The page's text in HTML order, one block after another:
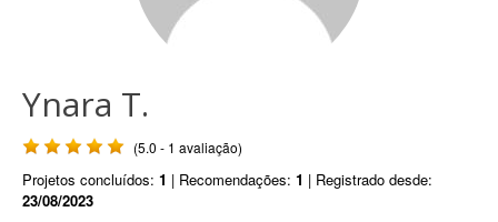
Ynara T.
(5.0 - 1 avaliação)
Projetos concluídos: 1 | Recomendações: 1 | Registrado desde:
23/08/2023